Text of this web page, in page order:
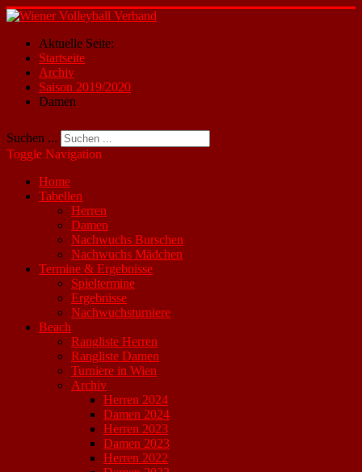
Aktuelle Seite:
Startseite
Archiv
Saison 2019/2020
Damen
Suchen ...
Toggle Navigation
Home
Tabellen
Herren
Damen
Nachwuchs Burschen
Nachwuchs Mädchen
Termine & Ergebnisse
Spieltermine
Ergebnisse
Nachwuchsturniere
Beach
Rangliste Herren
Rangliste Damen
Turniere in Wien
Archiv
Herren 2024
Damen 2024
Herren 2023
Damen 2023
Herren 2022